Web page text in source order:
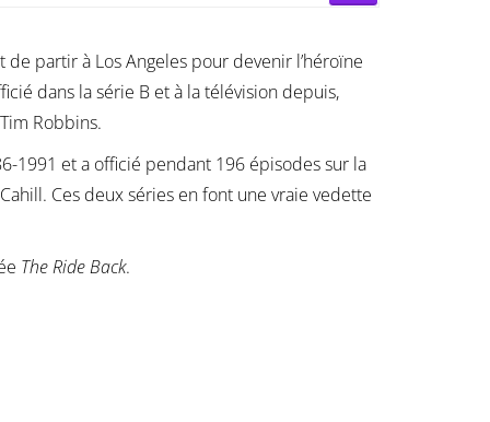
partir à Los Angeles pour devenir l’héroïne
dans la série B et à la télévision depuis,
Robbins.
1991 et a officié pendant 196 épisodes sur la
Ces deux séries en font une vraie vedette
The Ride Back.